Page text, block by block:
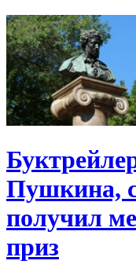
Пушкина,
получил
приз